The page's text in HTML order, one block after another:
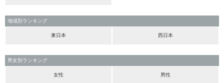
地域別ランキング
東日本 西日本
男女別ランキング
女性 男性